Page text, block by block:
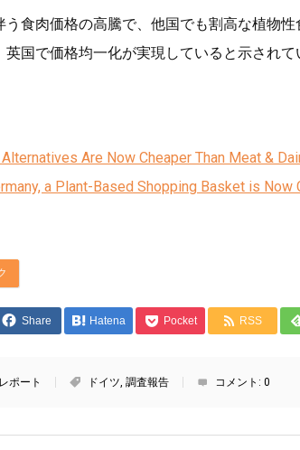
う食肉価格の高騰で、他国でも割高な植物
英国で価格均一化が実現していると示されて
Are Now Cheaper Than Meat &
a Plant-Based Shopping Basket is
Share Hatena Pocket RSS
ポート ドイツ, 調査報告 コメント: 0